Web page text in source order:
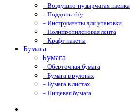
– Воздушно-пузырчатая пленка
– Поддоны б/у
– Инструменты для упаковки
– Полипропиленовая лента
– Крафт пакеты
Бумага
Бумага
– Оберточная бумага
– Бумага в рулонах
– Бумага в листах
– Пищевая бумага